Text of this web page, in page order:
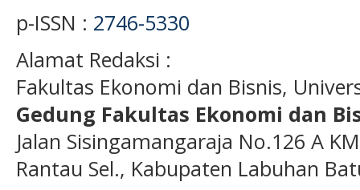
p-ISSN : 2746-5330
Alamat Redaksi :
Fakultas Ekonomi dan Bisnis,
Gedung Fakultas Ekonomi dan
Jalan Sisingamangaraja No.126 A
Rantau Sel., Kabupaten Labuhan